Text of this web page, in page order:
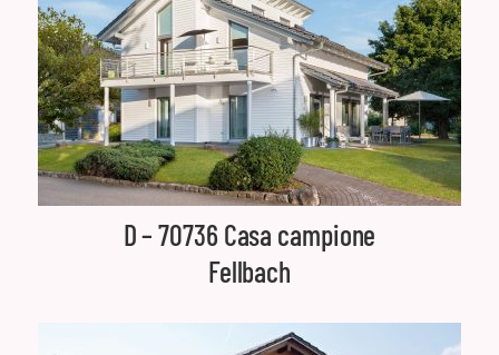
D – 70736 Casa campione
Fellbach